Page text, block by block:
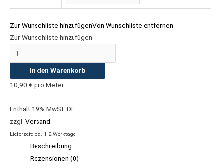
Zur Wunschliste hinzufügenVon Wunschliste entfernen
Zur Wunschliste hinzufügen
In den Warenkorb
10,90 € pro Meter
Enthält 19% MwSt. DE
zzgl. Versand
Lieferzeit: ca. 1-2 Werktage
Beschreibung
Rezensionen (0)